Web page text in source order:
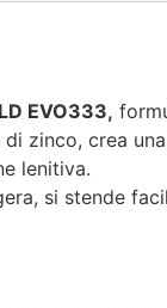
EVO333,
di zinco, crea
lenitiva.
si stende